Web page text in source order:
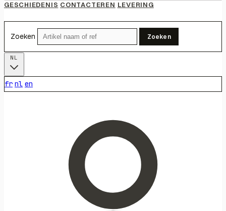
GESCHIEDENIS CONTACTEREN LEVERING
Zoeken Zoeken
fr nl en